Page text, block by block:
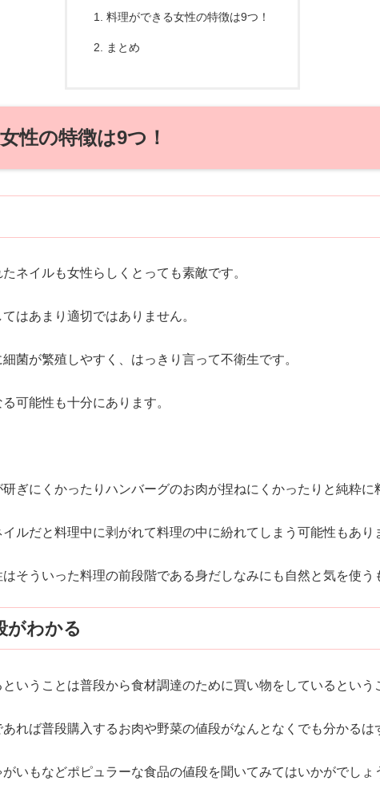
料理ができる女性の特徴は9つ！
まとめ
性の特徴は9つ！
ネイルも女性らしくとっても素敵です。
はあまり適切ではありません。
菌が繁殖しやすく、はっきり言って不衛生です。
可能性も十分にあります。
ぎにくかったりハンバーグのお肉が捏ねにくかったりと純粋に
ルだと料理中に剥がれて料理の中に紛れてしまう可能性もあり
そういった料理の前段階である身だしなみにも自然と気を使う
がわかる
いうことは普段から食材調達のために買い物をしているという
れば普段購入するお肉や野菜の値段がなんとなくでも分かるは
いもなどポピュラーな食品の値段を聞いてみてはいかがでしょ